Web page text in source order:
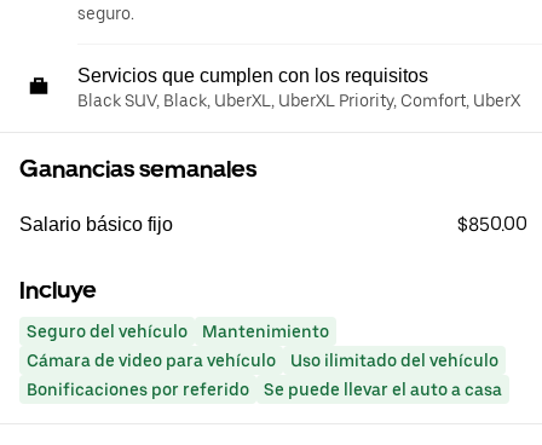
seguro.
Servicios que cumplen con los requisitos
Black SUV, Black, UberXL, UberXL Priority, Comfort, UberX
Ganancias semanales
Salario básico fijo $850.00
Incluye
Seguro del vehículo
Mantenimiento
Cámara de video para vehículo
Uso ilimitado del vehículo
Bonificaciones por referido
Se puede llevar el auto a casa